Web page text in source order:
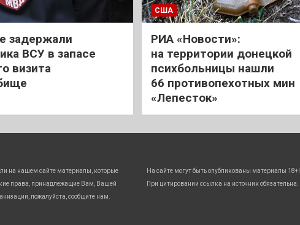
задержали
ВСУ в запасе
визита
США
РИА «Новости»:
на территории донецкой
психбольницы нашли
66 противопехотных мин
«Лепесток»
на нашем сайте материалы, которые
права, принадлежащие Вам, Вашей
пожалуйста, сообщите нам.
На сайте могут быть опубликованы материалы 18+!
При цитировании ссылка на источник обязательна.